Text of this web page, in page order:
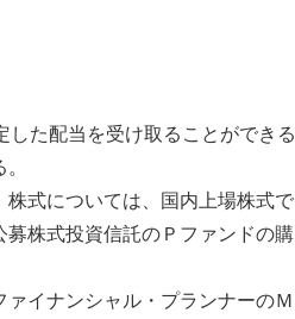
た配当を受け取ることができる
式については、国内上場株式で
株式投資信託のＰファンドの購
イナンシャル・プランナーのＭ